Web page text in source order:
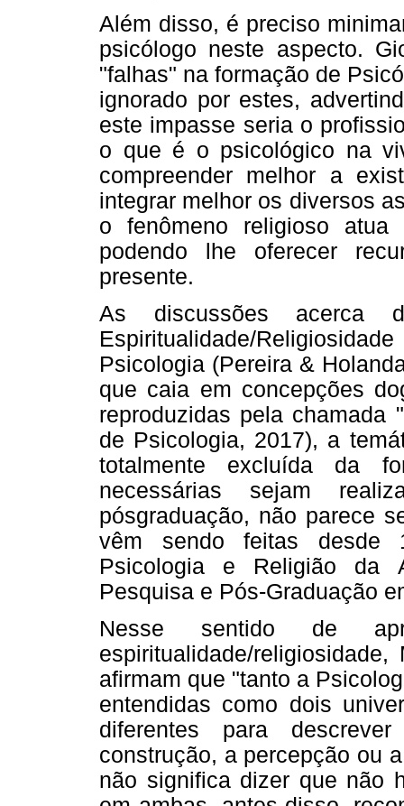
Além disso, é preciso
psicólogo neste aspecto.
"falhas" na formação de
ignorado por estes,
este impasse seria o
o que é o psicológico na
compreender melhor a
integrar melhor os diversos
o fenômeno religioso
podendo lhe oferecer
presente.
As discussões acerca
Espiritualidade/
Psicologia (Pereira &
que caia em concepções
reproduzidas pela chamada
de Psicologia, 2017), a
totalmente excluída da
necessárias sejam
pósgraduação, não parece
vêm sendo feitas desde
Psicologia e Religião da
Pesquisa e Pós-Graduação
Nesse sentido de
espiritualidade/
afirmam que "tanto a
entendidas como dois
diferentes para
construção, a percepção ou
não significa dizer que não